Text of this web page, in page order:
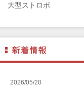
ALT（アルト）
大型ストロボ
2026/05/20